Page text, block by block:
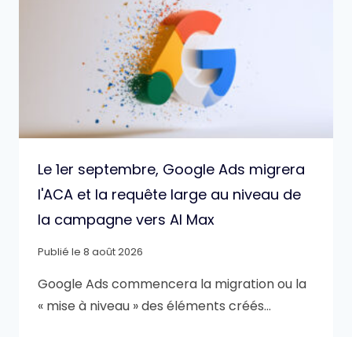
Le 1er septembre, Google Ads migrera
l'ACA et la requête large au niveau de
la campagne vers AI Max
Publié le 8 août 2026
Google Ads commencera la migration ou la
« mise à niveau » des éléments créés…